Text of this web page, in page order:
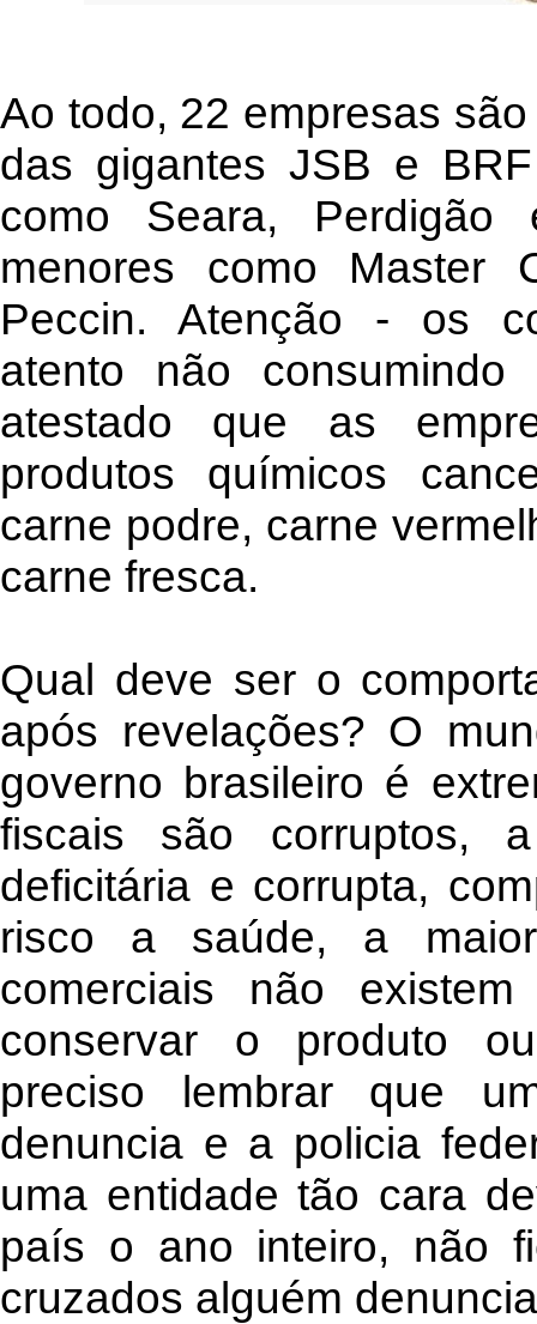
Ao todo, 22 empresas
das gigantes JSB e
como Seara,
menores como Master
Peccin. Atenção - os
atento não
atestado que as
produtos químicos
carne podre, carne
carne fresca.
Qual deve ser o
após revelações? O
governo brasileiro é
fiscais são corruptos,
deficitária e corrupta,
risco a saúde, a
comerciais não
conservar o produto
preciso lembrar que
denuncia e a policia
uma entidade tão cara
país o ano inteiro, não
cruzados alguém